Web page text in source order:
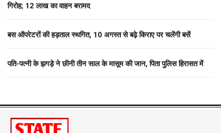
गिरोह; 12 लाख का वाहन बरामद
बस ऑपरेटरों की हड़ताल स्थगित, 10 अगस्त से बढ़े किराए पर चलेंगी बसें
पति-पत्नी के झगड़े ने छीनी तीन साल के मासूम की जान, पिता पुलिस हिरासत में